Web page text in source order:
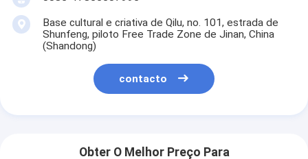
Base cultural e criativa de Qilu, no. 101, estrada de
Shunfeng, piloto Free Trade Zone de Jinan, China
(Shandong)
contacto
Obter O Melhor Preço Para